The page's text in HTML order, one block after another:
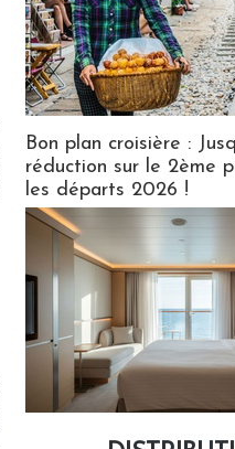
Bon plan croisière :
réduction sur le 2ème
les départs 2026 !